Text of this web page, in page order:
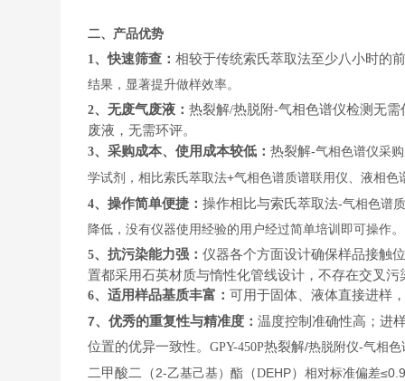
二、产品优势
1、快速筛查：相较于传统索氏萃取法至少八小时的
结果，显著提升做样效率。
2、无废气废液：热裂解/热脱附-气相色谱仪检测无
废液，无需环评。
3、采购成本、使用成本较低：热裂解-气相色谱仪采
学试剂，相比索氏萃取法+气相色谱质谱联用仪、液相色
4、操作简单便捷：操作相比与索氏萃取法-气相色谱
降低，没有仪器使用经验的用户经过简单培训即可操作。
5、抗污染能力强：仪器各个方面设计确保样品接触
置都采用石英材质与惰性化管线设计，不存在交叉污
6、适用样品基质丰富：可用于固体、液体直接进样
7、优秀的重复性与精准度：温度控制准确性高；进
位置的优异一致性。GPY-450P热裂解/热脱附仪-气相色
二甲酸二（2-乙基己基）酯 （DEHP）相对标准偏差